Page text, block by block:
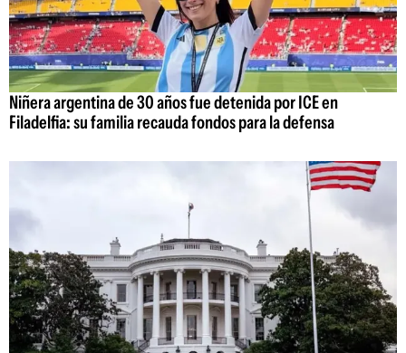
Niñera argentina de 30 años fue detenida por ICE en
Filadelfia: su familia recauda fondos para la defensa